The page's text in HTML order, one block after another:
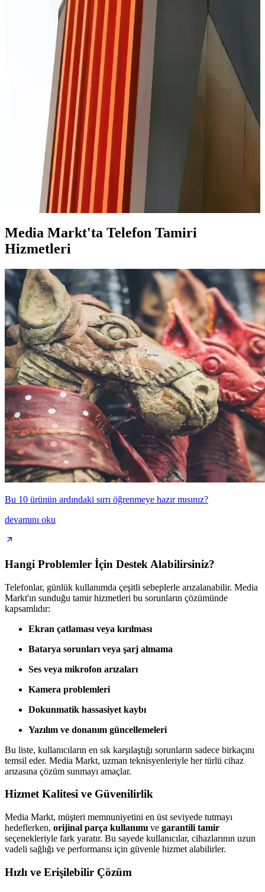
Redmi telefonlarda ekran değişimi uzmanlık gerektirir. Orijinal
parçalar ve güvenilir servislerle cihazınızın performansını koruyun,
kalıcı hasar riskini azaltın.
Xiaomi Telefonlarda Çağrı Ekranı Değiştirme
Rehberi ve Adımlar
Xiaomi telefonlarda çağrı ekranı değiştirme süreci, doğru malzeme
ve dikkatli çalışma ile başarılı olur. Uzman desteği ve orijinal parça
kullanımı önemlidir.
iPhone 11 Cam Değişimi Süreci ve Dikkat Edilmesi
Gerekenler
iPhone 11 cam değişimi kısa sürede ve güvenilir şekilde yapılabilir.
Orijinal parça ve uzman teknisyen tercih edilmelidir, böylece
cihazınızın performansı ve garantisi korunur.
Media Markt'ta Telefon Tamiri
Hizmetleri
Bu 10 ürünün ardındaki sırrı öğrenmeye hazır mısınız?
devamını oku
Hangi Problemler İçin Destek Alabilirsiniz?
Telefonlar, günlük kullanımda çeşitli sebeplerle arızalanabilir. Media
Markt'ın sunduğu tamir hizmetleri bu sorunların çözümünde
kapsamlıdır:
Ekran çatlaması veya kırılması
Batarya sorunları veya şarj almama
Ses veya mikrofon arızaları
Kamera problemleri
Dokunmatik hassasiyet kaybı
Yazılım ve donanım güncellemeleri
Bu liste, kullanıcıların en sık karşılaştığı sorunların sadece birkaçını
temsil eder. Media Markt, uzman teknisyenleriyle her türlü cihaz
arızasına çözüm sunmayı amaçlar.
Hizmet Kalitesi ve Güvenilirlik
Media Markt, müşteri memnuniyetini en üst seviyede tutmayı
hedeflerken, orijinal parça kullanımı ve garantili tamir
seçenekleriyle fark yaratır. Bu sayede kullanıcılar, cihazlarının uzun
vadeli sağlığı ve performansı için güvenle hizmet alabilirler.
Hızlı ve Erişilebilir Çözüm